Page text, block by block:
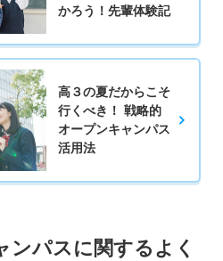
かろう！先輩体験記
高３の夏だからこそ
行くべき！ 戦略的
オープンキャンパス
活用法
ンパスに関するよく